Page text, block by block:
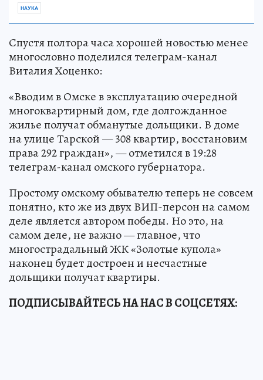
НАУКА
Спустя полтора часа хорошей новостью менее
многословно поделился телеграм-канал
Виталия Хоценко:
«Вводим в Омске в эксплуатацию очередной
многоквартирный дом, где долгожданное
жилье получат обманутые дольщики. В доме
на улице Тарской — 308 квартир, восстановим
права 292 граждан», — отметился в 19:28
телеграм-канал омского губернатора.
Простому омскому обывателю теперь не совсем
понятно, кто же из двух ВИП-персон на самом
деле является автором победы. Но это, на
самом деле, не важно — главное, что
многострадальный ЖК «Золотые купола»
наконец будет достроен и несчастные
дольщики получат квартиры.
ПОДПИСЫВАЙТЕСЬ НА НАС В СОЦСЕТЯХ: